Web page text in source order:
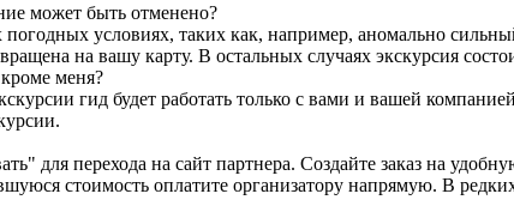
может быть отменено?
условиях, таких как, например, аномально
на вашу карту. В остальных случаях экскурсия
меня?
гид будет работать только с вами и вашей
для перехода на сайт партнера. Создайте заказ на
стоимость оплатите организатору напрямую. В